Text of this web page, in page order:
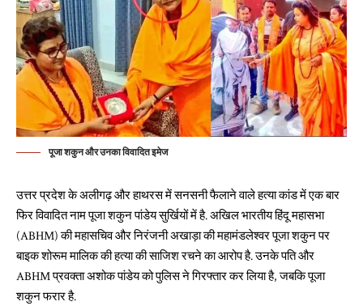
पूजा शकुन और उनका विवादित इमेज
उत्तर प्रदेश के अलीगढ़ और हाथरस में सनसनी फैलाने वाले हत्या कांड में एक बार
फिर विवादित नाम पूजा शकुन पांडेय सुर्खियों में है. अखिल भारतीय हिंदू महासभा
(ABHM) की महासचिव और निरंजनी अखाड़ा की महामंडलेश्वर पूजा शकुन पर
बाइक शोरूम मालिक की हत्या की साजिश रचने का आरोप है. उनके पति और
ABHM प्रवक्ता अशोक पांडेय को पुलिस ने गिरफ्तार कर लिया है, जबकि पूजा
शकुन फरार है.